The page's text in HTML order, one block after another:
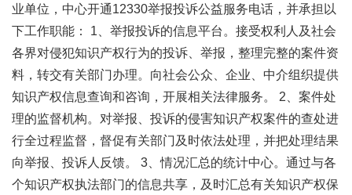
业单位，中心开通12330举报投诉公益服务电话，并承担以
下工作职能： 1、举报投诉的信息平台。接受权利人及社会
各界对侵犯知识产权行为的投诉、举报，整理完整的案件资
料，转交有关部门办理。向社会公众、企业、中介组织提供
知识产权信息查询和咨询，开展相关法律服务。 2、案件处
理的监督机构。对举报、投诉的侵害知识产权案件的查处进
行全过程监督，督促有关部门及时依法处理，并把处理结果
向举报、投诉人反馈。 3、情况汇总的统计中心。通过与各
个知识产权执法部门的信息共享，及时汇总有关知识产权保